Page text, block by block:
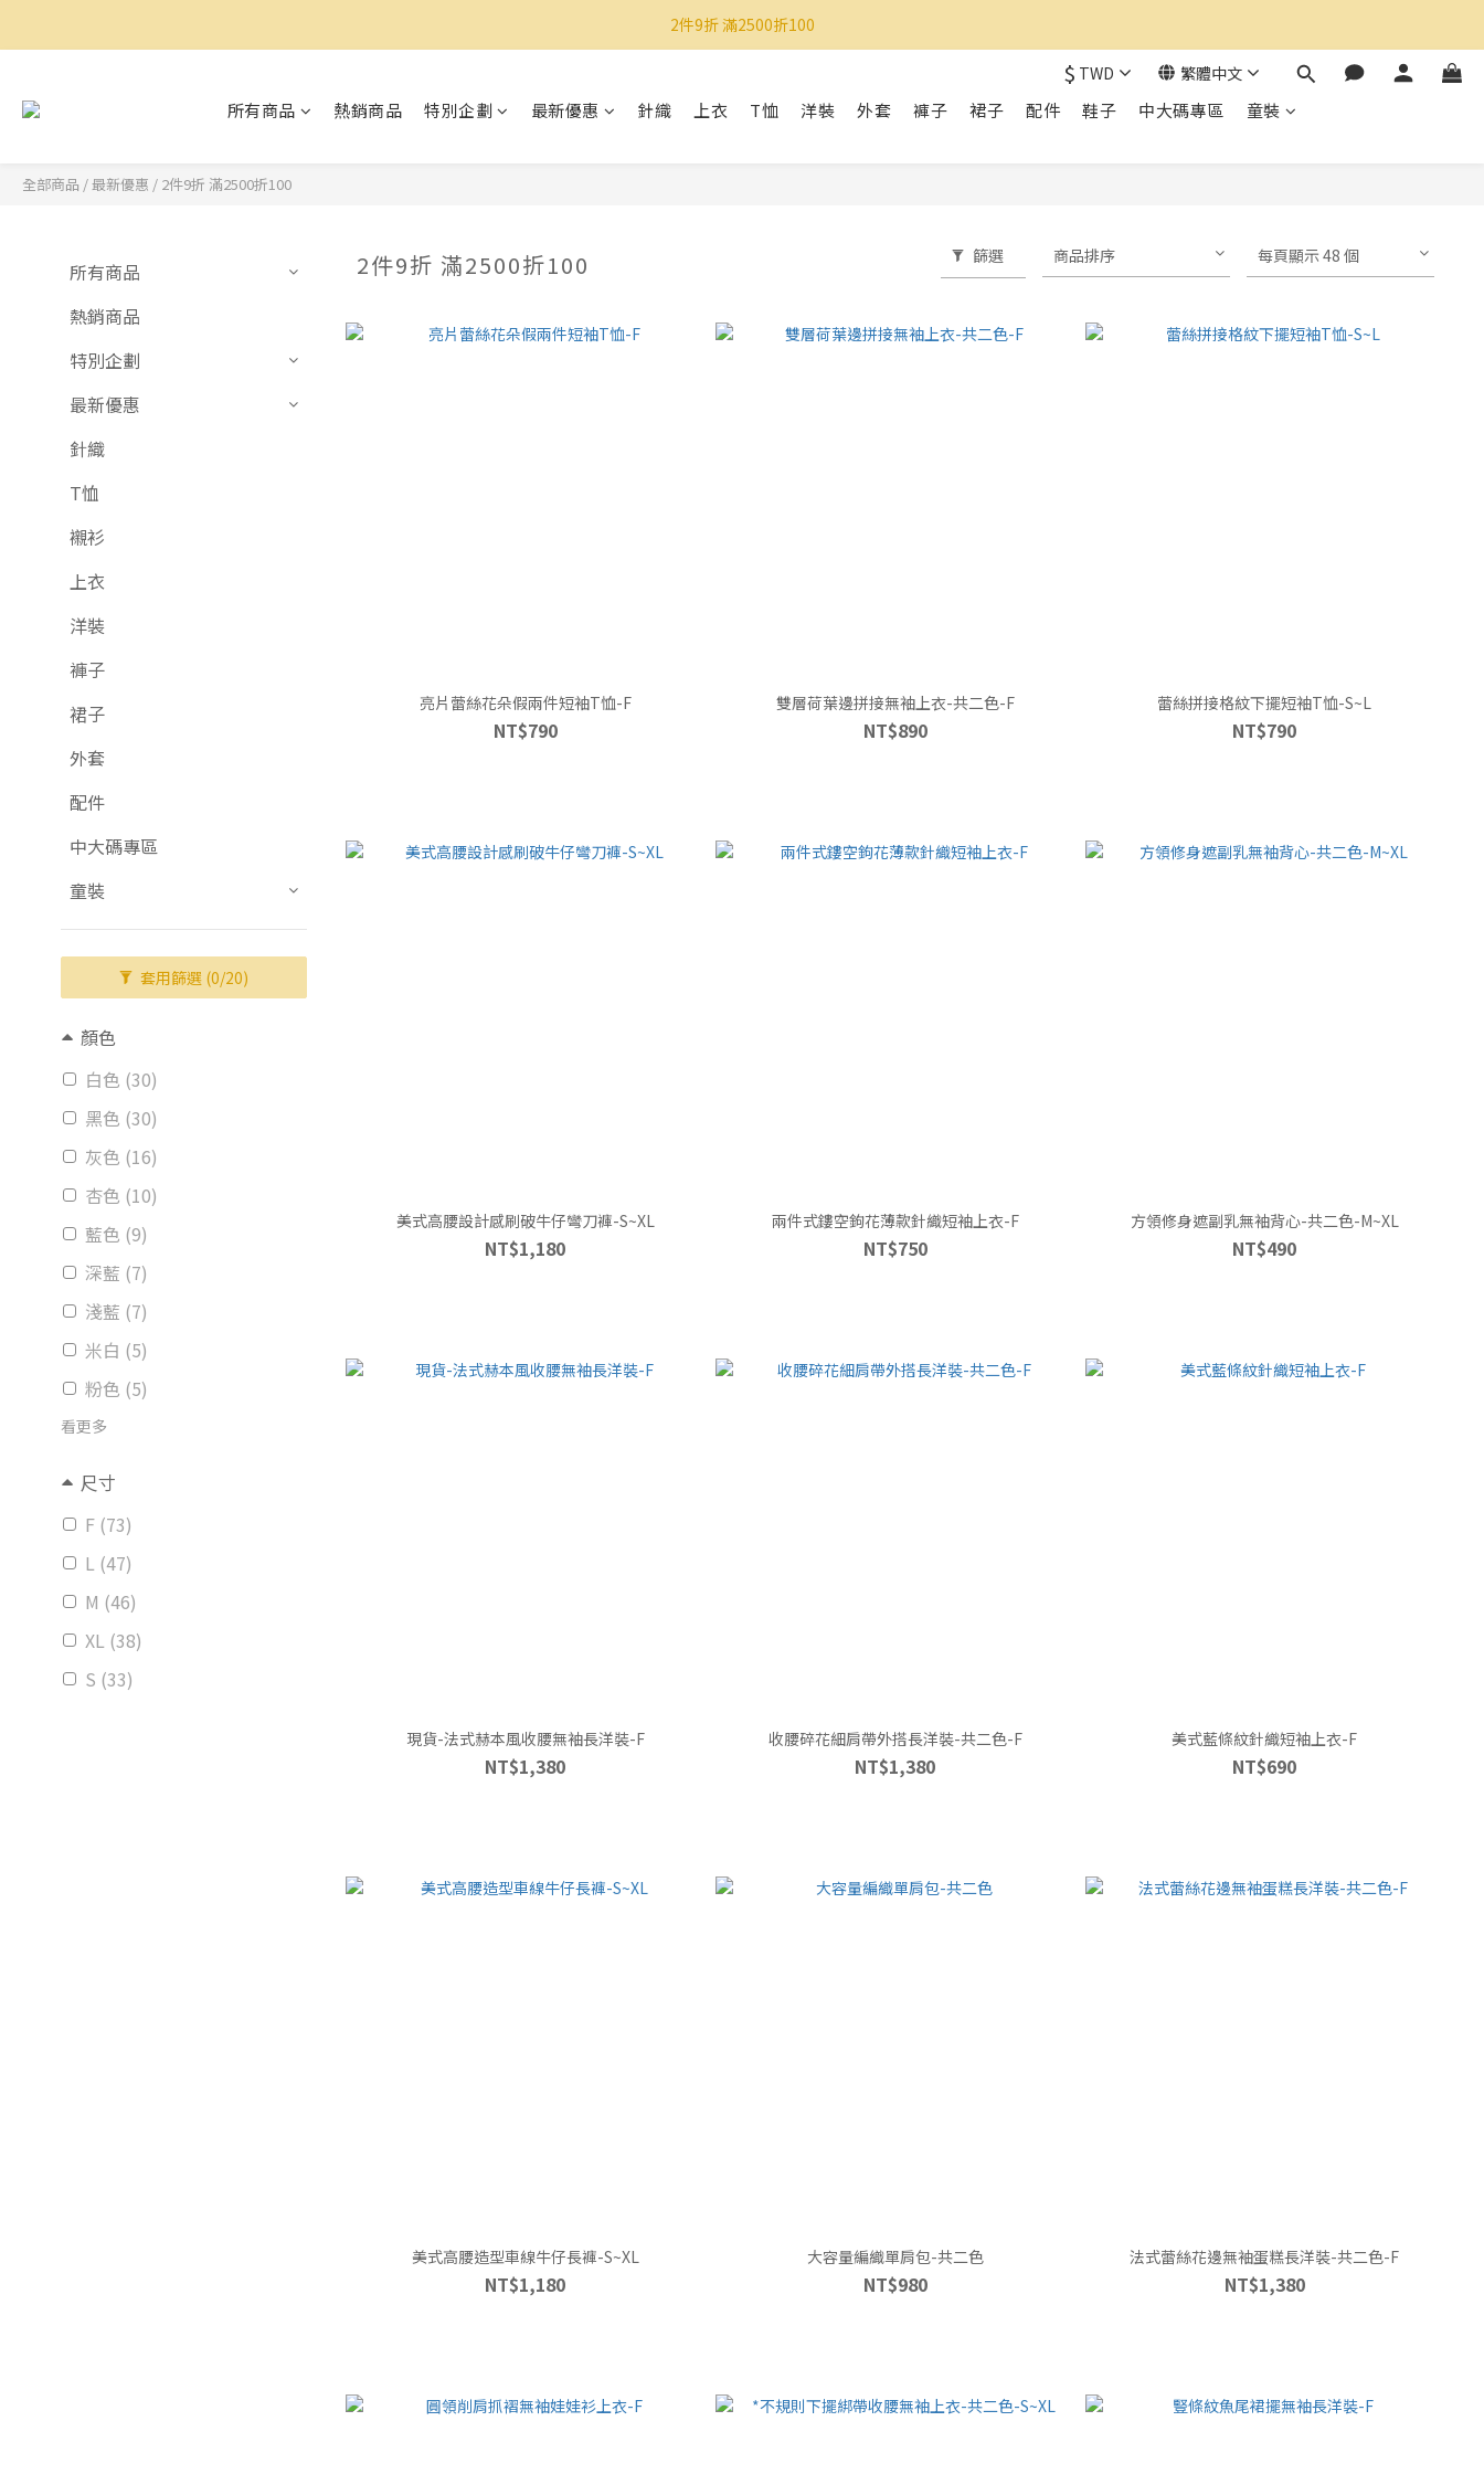
2件9折 滿2500折100
$ TWD 繁體中文
所有商品 熱銷商品 特別企劃 最新優惠 針織 上衣 T恤 洋裝 外套 褲子 裙子 配件 鞋子 中大碼專區 童裝
全部商品 /最新優惠 / 2件9折 滿2500折100
所有商品
熱銷商品
特別企劃
最新優惠
針織
T恤
襯衫
上衣
洋裝
褲子
裙子
外套
配件
中大碼專區
童裝
套用篩選 (0/20)
顏色
白色 (30)
黑色 (30)
灰色 (16)
杏色 (10)
藍色 (9)
深藍 (7)
淺藍 (7)
米白 (5)
粉色 (5)
看更多
尺寸
F (73)
L (47)
M (46)
XL (38)
S (33)
2件9折 滿2500折100 篩選 商品排序 每頁顯示 48 個
亮片蕾絲花朵假兩件短袖T恤-F
NT$790
雙層荷葉邊拼接無袖上衣-共二色-F
NT$890
蕾絲拼接格紋下擺短袖T恤-S~L
NT$790
美式高腰設計感刷破牛仔彎刀褲-S~XL
NT$1,180
兩件式鏤空鉤花薄款針織短袖上衣-F
NT$750
方領修身遮副乳無袖背心-共二色-M~XL
NT$490
現貨-法式赫本風收腰無袖長洋裝-F
NT$1,380
收腰碎花細肩帶外搭長洋裝-共二色-F
NT$1,380
美式藍條紋針織短袖上衣-F
NT$690
美式高腰造型車線牛仔長褲-S~XL
NT$1,180
大容量編織單肩包-共二色
NT$980
法式蕾絲花邊無袖蛋糕長洋裝-共二色-F
NT$1,380